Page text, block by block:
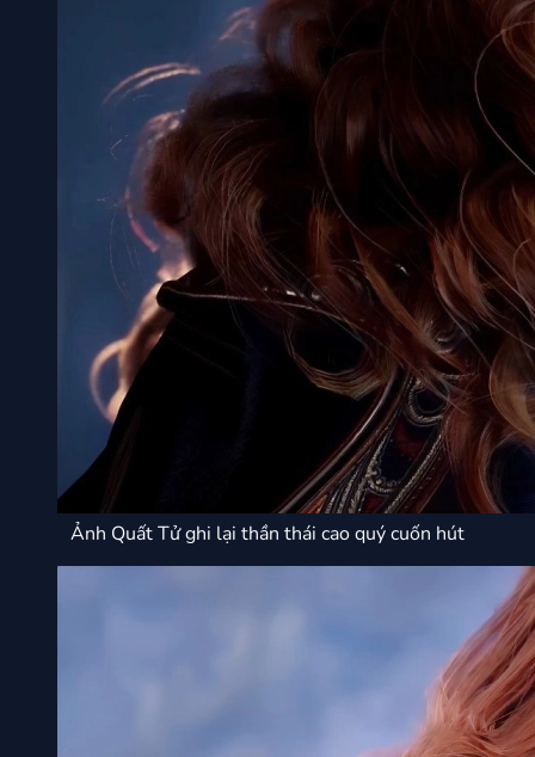
Ảnh Quất Tử ghi lại thần thái cao quý cuốn hút